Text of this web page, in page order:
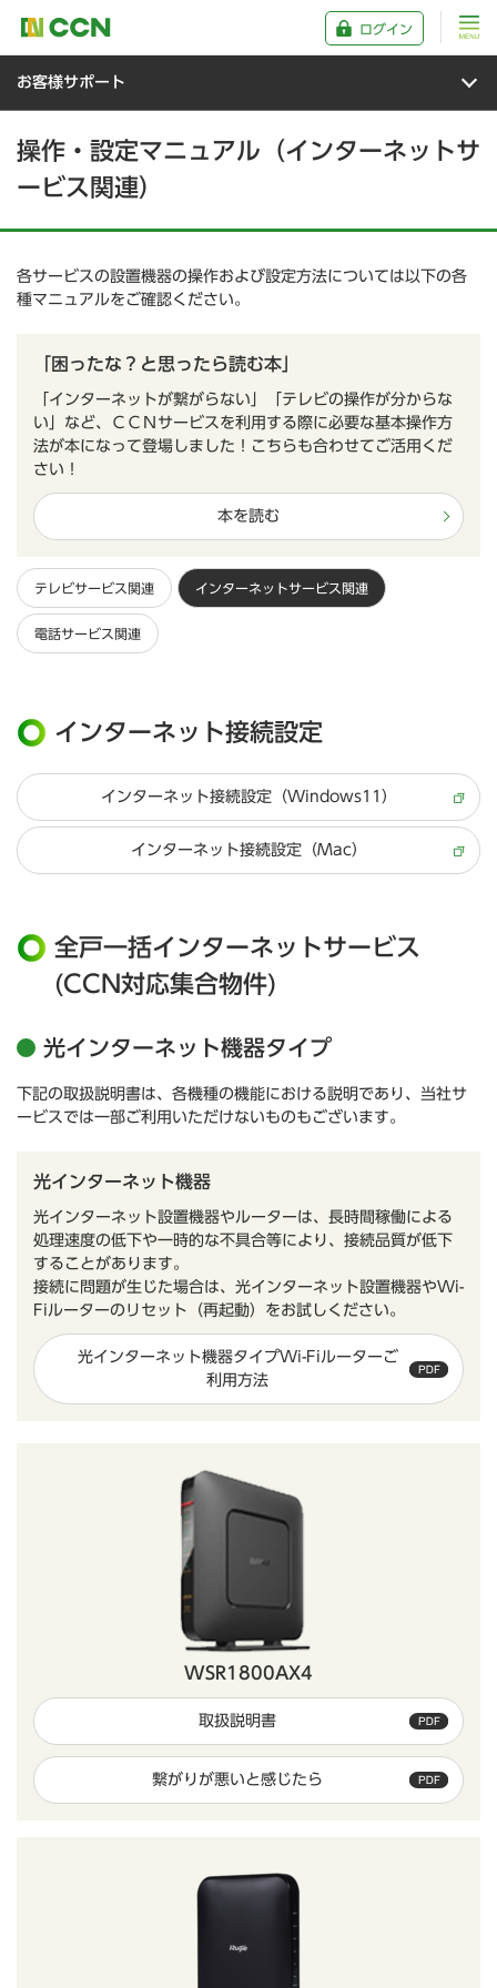
ログイン
お客様サポート
操作・設定マニュアル（インターネットサ
ービス関連）
各サービスの設置機器の操作および設定方法については以下の各
種マニュアルをご確認ください。
「困ったな？と思ったら読む本」
「インターネットが繋がらない」「テレビの操作が分からな
い」など、ＣＣＮサービスを利用する際に必要な基本操作方
法が本になって登場しました！こちらも合わせてご活用くだ
さい！
本を読む
テレビサービス関連 インターネットサービス関連
電話サービス関連
インターネット接続設定
インターネット接続設定（Windows11）
インターネット接続設定（Mac）
全戸一括インターネットサービス
(CCN対応集合物件)
光インターネット機器タイプ
下記の取扱説明書は、各機種の機能における説明であり、当社サ
ービスでは一部ご利用いただけないものもございます。
光インターネット機器
光インターネット設置機器やルーターは、長時間稼働による
処理速度の低下や一時的な不具合等により、接続品質が低下
することがあります。
接続に問題が生じた場合は、光インターネット設置機器やWi-
Fiルーターのリセット（再起動）をお試しください。
光インターネット機器タイプWi-Fiルーターご
利用方法
WSR1800AX4
取扱説明書
繋がりが悪いと感じたら